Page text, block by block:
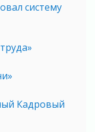
систему
Кадровый